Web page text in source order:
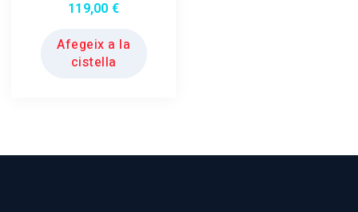
119,00 €
Afegeix a la
cistella